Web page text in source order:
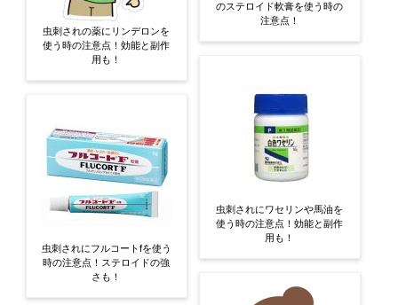
虫刺されの薬にリンデロンを
使う時の注意点！効能と副作
用も！
虫刺されにフルコートfを使う
時の注意点！ステロイドの強
さも！
のステロイド軟膏を使う時の
注意点！
虫刺されにワセリンや馬油を
使う時の注意点！効能と副作
用も！